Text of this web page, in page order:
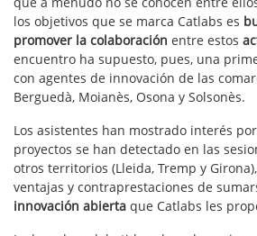
los objetivos que se marca Catlabs es
promover la colaboración entre estos
encuentro ha supuesto, pues, una
con agentes de innovación de las
Berguedà, Moianès, Osona y Solsonès.
Los asistentes han mostrado interés
proyectos se han detectado en las
otros territorios (Lleida, Tremp y
ventajas y contraprestaciones de
innovación abierta que Catlabs les